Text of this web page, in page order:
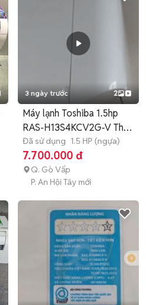
3 ngày trước 2
Máy lạnh Toshiba 1.5hp
RAS-H13S4KCV2G-V Thái
Lan
Đã sử dụng 1.5 HP (ngựa)
7.700.000 đ
Q. Gò Vấp
P. An Hội Tây mới